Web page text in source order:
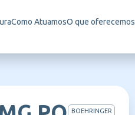
Como AtuamosO que oferecemos
BOEHRINGER